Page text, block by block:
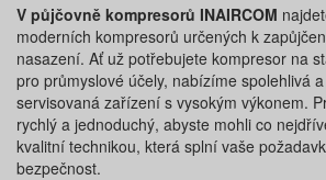
V půjčovně kompresorů INAIRCOM
moderních kompresorů určených k
nasazení. Ať už potřebujete kompresor na
pro průmyslové účely, nabízíme spolehlivá
servisovaná zařízení s vysokým výkonem.
rychlý a jednoduchý, abyste mohli co
kvalitní technikou, která splní vaše
bezpečnost.